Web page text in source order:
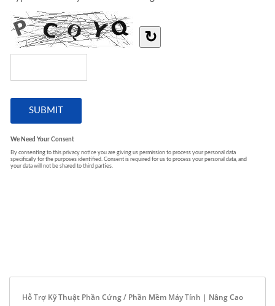
Hỗ Trợ Kỹ Thuật Phần Cứng / Phần Mềm Máy Tính | Nâng Cao